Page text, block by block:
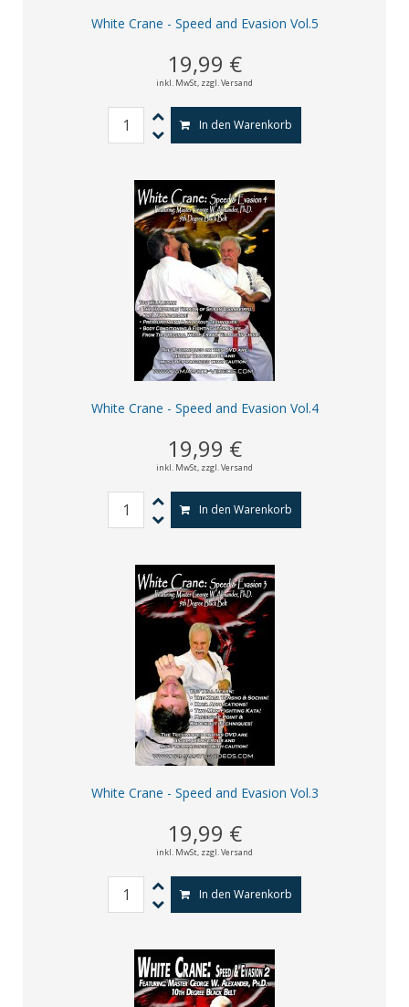
White Crane - Speed and Evasion Vol.5
19,99 €
inkl. MwSt, zzgl. Versand
In den Warenkorb
White Crane - Speed and Evasion Vol.4
19,99 €
inkl. MwSt, zzgl. Versand
In den Warenkorb
White Crane - Speed and Evasion Vol.3
19,99 €
inkl. MwSt, zzgl. Versand
In den Warenkorb